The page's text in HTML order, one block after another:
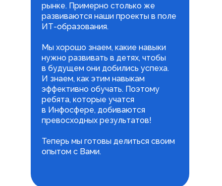
рынке. Примерно столько же
развиваются наши проекты в поле
ИТ-образования.
Мы хорошо знаем, какие навыки
нужно развивать в детях, чтобы
в будущем они добились успеха.
И знаем, как этим навыкам
эффективно обучать. Поэтому
ребята, которые учатся
в Инфосфере, добиваются
превосходных результатов!
Теперь мы готовы делиться своим
опытом с Вами.